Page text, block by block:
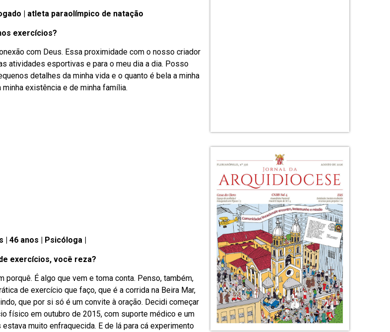
| atleta paraolímpico de natação
exercícios?
com Deus. Essa proximidade com o nosso criador
atividades esportivas e para o meu dia a dia. Posso
detalhes da minha vida e o quanto é bela a minha
existência e de minha família.
| 46 anos | Psicóloga |
exercícios, você reza?
porquê. É algo que vem e toma conta. Penso, também,
de exercício que faço, que é a corrida na Beira Mar,
que por si só é um convite à oração. Decidi começar
físico em outubro de 2015, com suporte médico e um
muito enfraquecida. E de lá para cá experimento